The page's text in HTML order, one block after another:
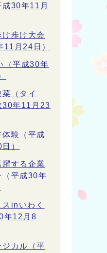
30年11月
歩け大会
11月24日）
（平成30年
（タイ
30年11月23
験（平成
）
する企業
（平成30年
inいわく
年12月8
カル（平